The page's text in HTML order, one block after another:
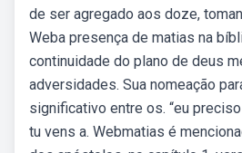
de ser agregado aos doze,
Weba presença de matias na
continuidade do plano de deus
adversidades. Sua nomeação
significativo entre os. “eu
tu vens a. Webmatias é